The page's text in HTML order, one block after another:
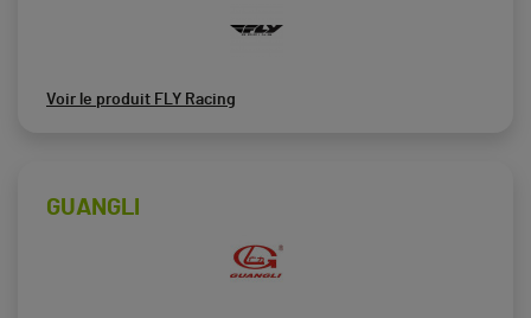
Voir le produit FLY Racing
GUANGLI